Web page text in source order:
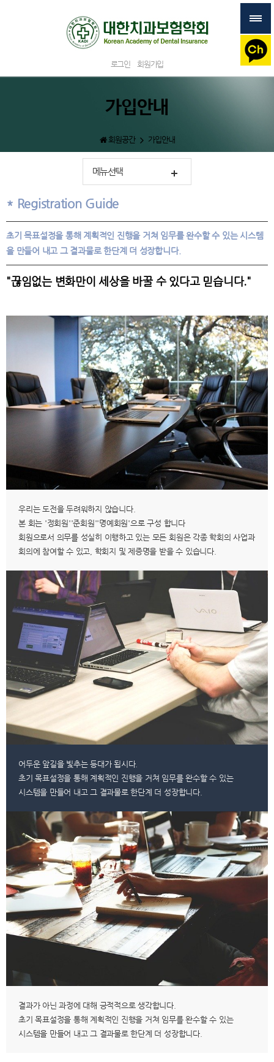
로그인 회원가입
가입안내
회원공간 가입안내
메뉴선택
Registration Guide
초기 목표설정을 통해 계획적인 진행을 거쳐 임무를 완수할 수 있는 시스템
을 만들어 내고 그 결과물로 한단계 더 성장합니다.
"끊임없는 변화만이 세상을 바꿀 수 있다고 믿습니다."
우리는 도전을 두려워하지 않습니다.
본 회는 '정회원''준회원''명예회원'으로 구성 합니다
회원으로서 의무를 성실히 이행하고 있는 모든 회원은 각종 학회의 사업과
회의에 참여할 수 있고, 학회지 및 제증명을 받을 수 있습니다.
어두운 앞길을 빛추는 등대가 됩시다.
초기 목표설정을 통해 계획적인 진행을 거쳐 임무를 완수할 수 있는
시스템을 만들어 내고 그 결과물로 한단계 더 성장합니다.
결과가 아닌 과정에 대해 긍적적으로 생각합니다.
초기 목표설정을 통해 계획적인 진행을 거쳐 임무를 완수할 수 있는
시스템을 만들어 내고 그 결과물로 한단계 더 성장합니다.